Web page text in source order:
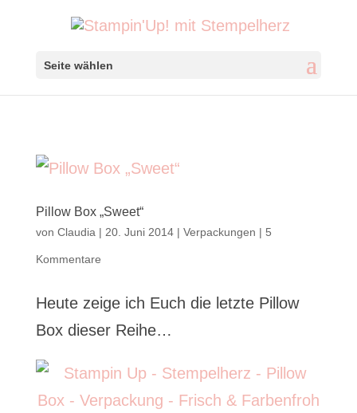
Seite wählen
Pillow Box „Sweet“
von Claudia | 20. Juni 2014| Verpackungen | 5
Kommentare
Heute zeige ich Euch die letzte Pillow
Box dieser Reihe…